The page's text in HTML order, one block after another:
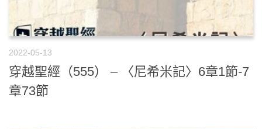
2022-05-13
穿越聖經（555） – 〈尼希米記〉6章1節-7
章73節